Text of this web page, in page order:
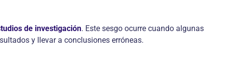
de investigación. Este sesgo ocurre cuando algunas
y llevar a conclusiones erróneas.